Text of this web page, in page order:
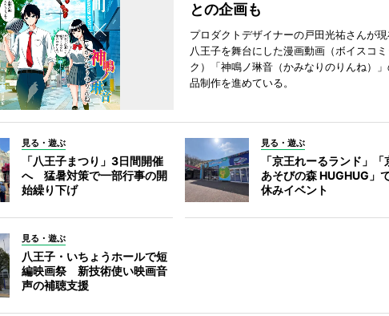
との企画も
プロダクトデザイナーの戸田光祐さんが現
八王子を舞台にした漫画動画（ボイスコミ
ク）「神鳴ノ琳音（かみなりのりんね）
品制作を進めている。
見る・遊ぶ
「八王子まつり」3日間開催
へ 猛暑対策で一部行事の開
始繰り下げ
見る・遊ぶ
「京王れーるランド」「
あそびの森 HUGHUG」
休みイベント
見る・遊ぶ
八王子・いちょうホールで短
編映画祭 新技術使い映画音
声の補聴支援